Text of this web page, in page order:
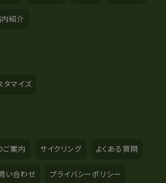
紹介
タマイズ
ご案内 サイクリング よくある質問
い合わせ プライバシーポリシー